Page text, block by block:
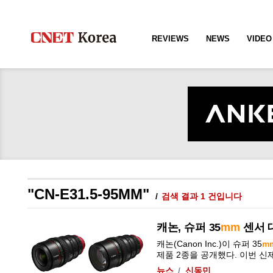
REVIEWS NEWS VIDEO
"CN-E31.5-95MM" 검색 결과 1 건입니다
캐논, 슈퍼 35mm 센서
캐논(Canon Inc.)이 슈퍼 35
제품 2종을 공개했다. 이번
뉴스
신동민